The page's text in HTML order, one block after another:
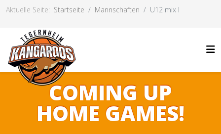
Aktuelle Seite: Startseite Mannschaften U12 mix I
COMING UP
HOME GAMES!